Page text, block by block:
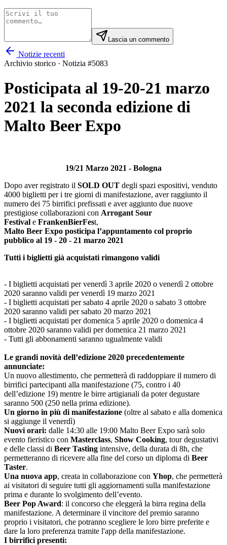
Lascia un commento
Notizie recenti
Archivio storico · Notizia #5083
Posticipata al 19-20-21 marzo
2021 la seconda edizione di
Malto Beer Expo
19/21 Marzo 2021 - Bologna
Dopo aver registrato il SOLD OUT degli spazi espositivi, venduto
4000 biglietti per i tre giorni di manifestazione, aver raggiunto il
numero dei 75 birrifici prefissati e aver aggiunto due nuove
prestigiose collaborazioni con Arrogant Sour
Festival e FrankenBierFest,
Malto Beer Expo posticipa l’appuntamento col proprio
pubblico al 19 - 20 - 21 marzo 2021
Tutti i biglietti già acquistati rimangono validi
- I biglietti acquistati per venerdì 3 aprile 2020 o venerdì 2 ottobre
2020 saranno validi per venerdì 19 marzo 2021
- I biglietti acquistati per sabato 4 aprile 2020 o sabato 3 ottobre
2020 saranno validi per sabato 20 marzo 2021
- I biglietti acquistati per domenica 5 aprile 2020 o domenica 4
ottobre 2020 saranno validi per domenica 21 marzo 2021
- Tutti gli abbonamenti saranno ugualmente validi
Le grandi novità dell’edizione 2020 precedentemente
annunciate:
Un nuovo allestimento, che permetterà di raddoppiare il numero di
birrifici partecipanti alla manifestazione (75, contro i 40
dell’edizione 19) mentre le birre artigianali da poter degustare
saranno 500 (250 nella prima edizione).
Un giorno in più di manifestazione (oltre al sabato e alla domenica
si aggiunge il venerdì)
Nuovi orari: dalle 14:30 alle 19:00 Malto Beer Expo sarà solo
evento fieristico con Masterclass, Show Cooking, tour degustativi
e delle classi di Beer Tasting intensive, della durata di 8h, che
permetteranno di ricevere alla fine del corso un diploma di Beer
Taster.
Una nuova app, creata in collaborazione con Yhop, che permetterà
ai visitatori di seguire tutti gli aggiornamenti sulla manifestazione
prima e durante lo svolgimento dell’evento.
Beer Pop Award: il concorso che eleggerà la birra regina della
manifestazione. A determinare il vincitore del premio saranno
proprio i visitatori, che potranno scegliere le loro birre preferite e
dare la loro preferenza tramite l'app della manifestazione.
I birrifici presenti: